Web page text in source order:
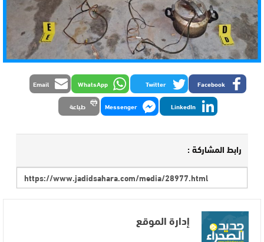
Facebook
Twitter
WhatsApp
Email
LinkedIn
Messenger طباعة
رابط المشاركة :
إدارة الموقع